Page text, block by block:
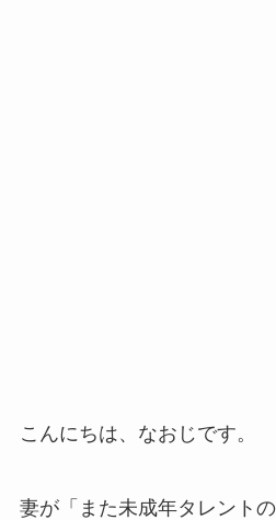
こんにちは、なおじです。
妻が「また未成年タレント